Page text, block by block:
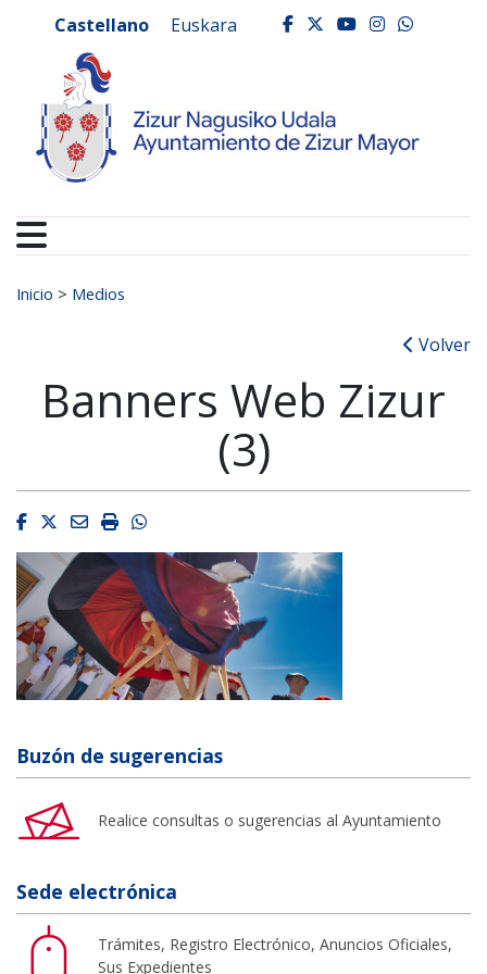
Ayuntamiento de
Castellano Euskara facebook
twitter
youtube
Buscar:
Inicio > Medios
Volver
Banners Web Zizur
(3)
Facebook
Twitter
EmailImprimirWhatsapp
Buzón de sugerencias
Realice consultas o sugerencias al Ayuntamiento
Sede electrónica
Trámites, Registro Electrónico, Anuncios Oficiales,
Sus Expedientes